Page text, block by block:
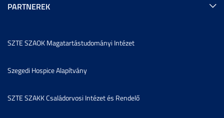
PARTNEREK
SZTE SZAOK Magatartástudományi Intézet
Szegedi Hospice Alapítvány
SZTE SZAKK Családorvosi Intézet és Rendelő